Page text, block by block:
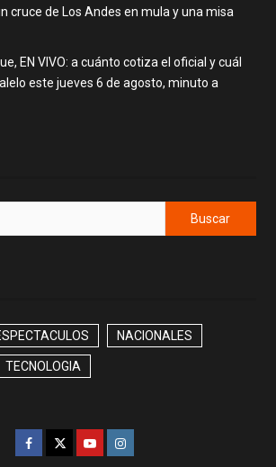
cruce de Los Andes en mula y una misa
EN VIVO: a cuánto cotiza el oficial y cuál
este jueves 6 de agosto, minuto a
NACIONALES
TECNOLOGIA